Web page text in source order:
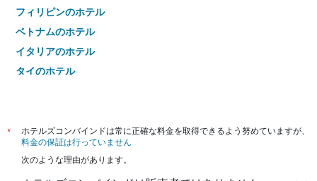
フィリピンのホテル
ベトナムのホテル
イタリアのホテル
タイのホテル
*
ホテルズコンバインドは常に正確な料金を取得できるよう努めていますが、
料金の保証は行っていません
次のような理由があります。